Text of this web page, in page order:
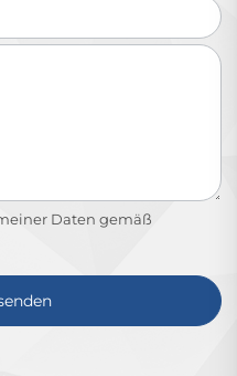
Daten gemäß